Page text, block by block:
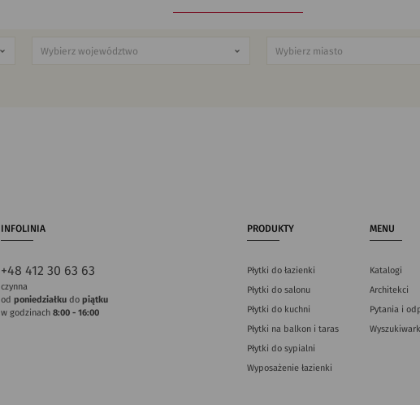
INFOLINIA
+48 412 30 63 63
czynna
od poniedziałkudo piątku
w godzinach 8:00 - 16:00
PRODUKTY
Płytki do łazienki
Płytki do salonu
Płytki do kuchni
Płytki na balkon i taras
Płytki do sypialni
Wyposażenie łazienki
MENU
Katalogi
Architekci
Pytania i